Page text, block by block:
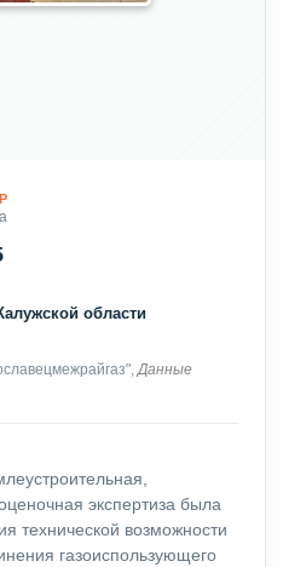
области
Данные
экспертиза была
технической возможности
газоиспользующего